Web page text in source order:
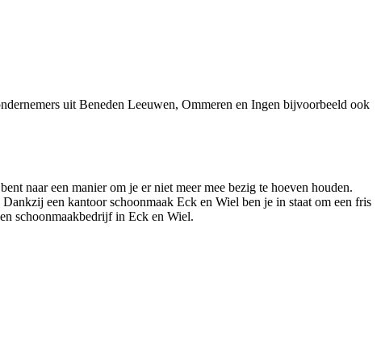
uit Beneden Leeuwen, Ommeren en Ingen bijvoorbeeld ook
naar een manier om je er niet meer mee bezig te hoeven houden.
een kantoor schoonmaak Eck en Wiel ben je in staat om een fris
schoonmaakbedrijf in Eck en Wiel.